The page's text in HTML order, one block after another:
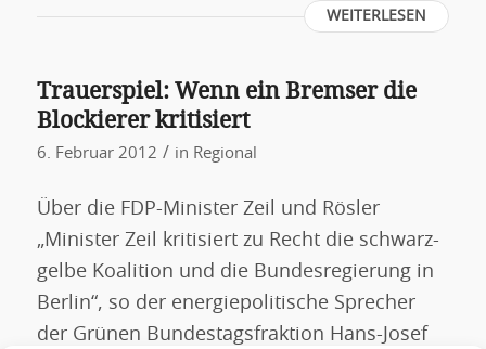
WEITERLESEN
Trauerspiel: Wenn ein Bremser die
Blockierer kritisiert
6. Februar 2012 / in Regional
Über die FDP-Minister Zeil und Rösler
„Minister Zeil kritisiert zu Recht die schwarz-
gelbe Koalition und die Bundesregierung in
Berlin“, so der energiepolitische Sprecher
der Grünen Bundestagsfraktion Hans-Josef